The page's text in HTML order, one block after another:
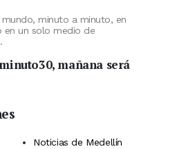
minuto a minuto, en
en un solo medio de
mañana será
Noticias de Medellín